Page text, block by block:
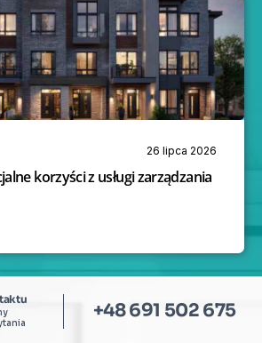
26 lipca 2026
korzyści z usługi zarządzania
+48 691 502 675